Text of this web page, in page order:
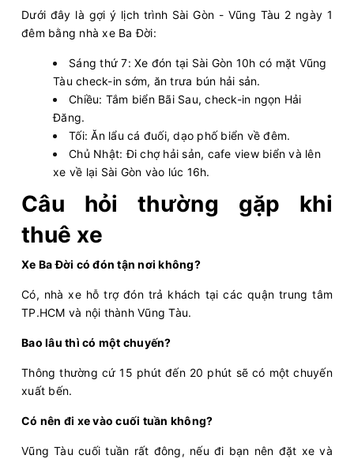
Dưới đây là gợi ý lịch trình Sài Gòn - Vũng Tàu 2 ngày 1
đêm bằng nhà xe Ba Đời:
Sáng thứ 7: Xe đón tại Sài Gòn 10h có mặt Vũng
Tàu check-in sớm, ăn trưa bún hải sản.
Chiều: Tắm biển Bãi Sau, check-in ngọn Hải
Đăng.
Tối: Ăn lẩu cá đuối, dạo phố biển về đêm.
Chủ Nhật: Đi chợ hải sản, cafe view biển và lên
xe về lại Sài Gòn vào lúc 16h.
Câu hỏi thường gặp khi
thuê xe
Xe Ba Đời có đón tận nơi không?
Có, nhà xe hỗ trợ đón trả khách tại các quận trung tâm
TP.HCM và nội thành Vũng Tàu.
Bao lâu thì có một chuyến?
Thông thường cứ 15 phút đến 20 phút sẽ có một chuyến
xuất bến.
Có nên đi xe vào cuối tuần không?
Vũng Tàu cuối tuần rất đông, nếu đi bạn nên đặt xe và